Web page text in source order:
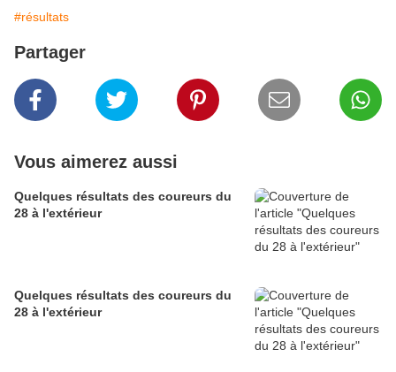
#résultats
Partager
Vous aimerez aussi
Quelques résultats des coureurs du
28 à l'extérieur
Quelques résultats des coureurs du
28 à l'extérieur